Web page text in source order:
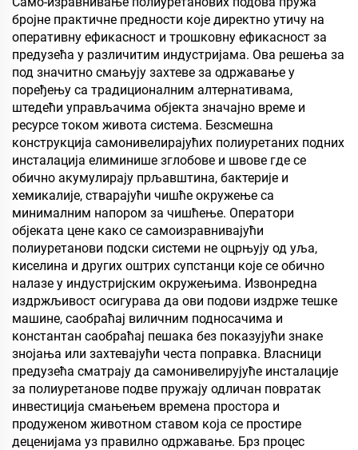
сценаријама који
захтевају хидрофобна и
олеофобна својства
ореви, чоколаде, пецири
и зачини
бројне практичне предности које директно утичу на
оперативну ефикасност и трошковну ефикасност за
предузећа у различитим индустријама. Ова решења за
под значитно смањују захтеве за одржавање у
поређењу са традиционалним алтернативама,
штедећи управљачима објекта значајно време и
ресурсе током живота система. Безсмешна
конструкција самонивелирајућих полиуретаних подних
инсталација елиминише зглобове и швове где се
обично акумулирају прљавштина, бактерије и
хемикалије, стварајући чишће окружење са
минималним напором за чишћење. Оператори
објеката цене како се самоизравнивајући
полиуретанови подски системи не оцрњују од уља,
киселина и других оштрих супстанци које се обично
налазе у индустријским окружењима. Извонредна
издржљивост осигурава да ови подови издрже тешке
машине, саобраћај виличним подносачима и
константан саобраћај пешака без показујући знаке
знојања или захтевајући честа поправка. Власници
предузећа сматрају да самонивелирујуће инсталације
за полиуретанове подве пружају одличан повратак
инвестиција смањењем времена простора и
продуженом животном ставом која се простире
деценијама уз правилно одржавање. Брз процес